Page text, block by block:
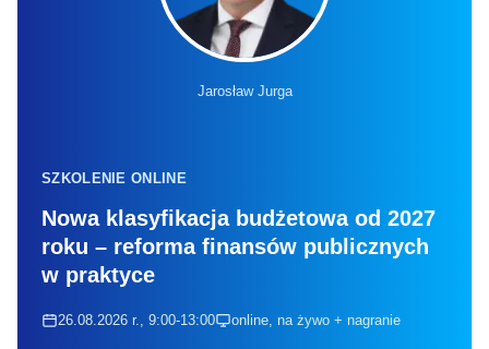
Jarosław Jurga
SZKOLENIE ONLINE
Nowa klasyfikacja budżetowa od 2027
roku – reforma finansów publicznych
w praktyce
26.08.2026 r., 9:00-13:00 online, na żywo + nagranie